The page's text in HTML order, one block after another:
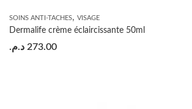
SOINS ANTI-TACHES, VISAGE
Dermalife crème éclaircissante 50ml
273.00 د.م.